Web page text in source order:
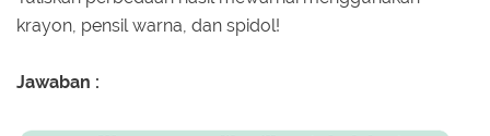
krayon, pensil warna, dan spidol!
Jawaban :